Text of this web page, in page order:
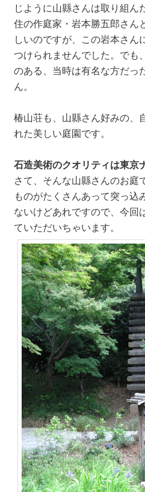
じように山縣さんは取り組ん
住の作庭家・岩本勝五郎さん
しいのですが、この岩本さん
つけられませんでした。でも
のある、当時は有名な方だっ
ん。
椿山荘も、山縣さん好みの、
れた美しい庭園です。
石造美術のクオリティは東京
さて、そんな山縣さんのお庭
ものがたくさんあって突っ込
ないけどあれですので、今回
ていただいちゃいます。